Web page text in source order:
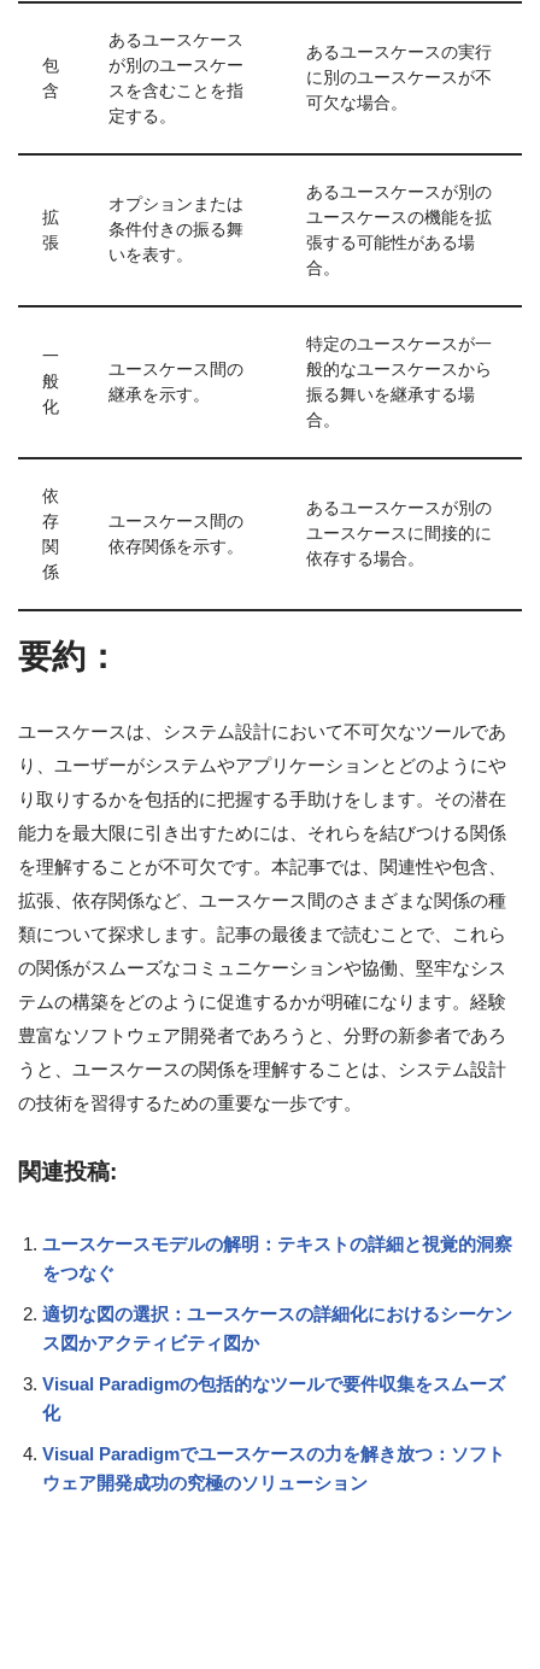
包
含
あるユースケース
が別のユースケー
スを含むことを指
定する。
あるユースケースの実行
に別のユースケースが不
可欠な場合。
拡
張
オプションまたは
条件付きの振る舞
いを表す。
あるユースケースが別の
ユースケースの機能を拡
張する可能性がある場
合。
一
般
化
ユースケース間の
継承を示す。
特定のユースケースが一
般的なユースケースから
振る舞いを継承する場
合。
依
存
関
係
ユースケース間の
依存関係を示す。
あるユースケースが別の
ユースケースに間接的に
依存する場合。
要約：
ユースケースは、システム設計において不可欠なツールであ
り、ユーザーがシステムやアプリケーションとどのようにや
り取りするかを包括的に把握する手助けをします。その潜在
能力を最大限に引き出すためには、それらを結びつける関係
を理解することが不可欠です。本記事では、関連性や包含、
拡張、依存関係など、ユースケース間のさまざまな関係の種
類について探求します。記事の最後まで読むことで、これら
の関係がスムーズなコミュニケーションや協働、堅牢なシス
テムの構築をどのように促進するかが明確になります。経験
豊富なソフトウェア開発者であろうと、分野の新参者であろ
うと、ユースケースの関係を理解することは、システム設計
の技術を習得するための重要な一歩です。
関連投稿:
ユースケースモデルの解明：テキストの詳細と視覚的洞察
をつなぐ
適切な図の選択：ユースケースの詳細化におけるシーケン
ス図かアクティビティ図か
Visual Paradigmの包括的なツールで要件収集をスムーズ
化
Visual Paradigmでユースケースの力を解き放つ：ソフト
ウェア開発成功の究極のソリューション